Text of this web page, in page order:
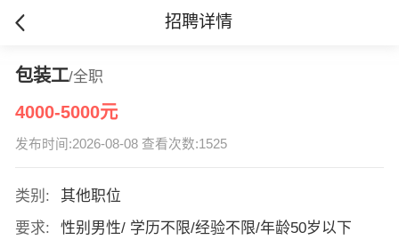
招聘详情
包装工/全职
4000-5000元
发布时间:2026-08-08 查看次数:1525
类别:
其他职位
要求:
性别男性/ 学历不限/经验不限/年龄50岁以下